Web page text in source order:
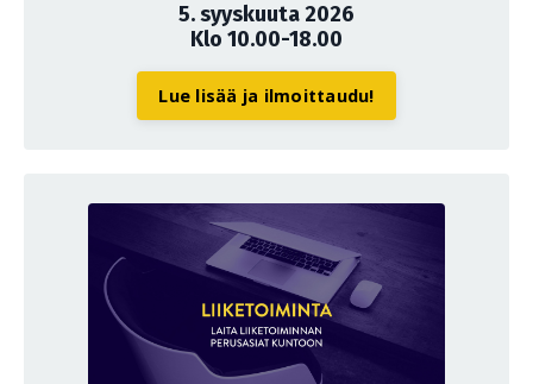
5. syyskuuta 2026
Klo 10.00-18.00
Lue lisää ja ilmoittaudu!